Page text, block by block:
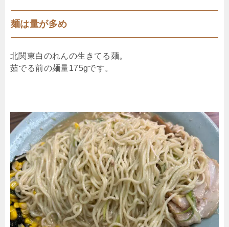
麺は量が多め
北関東白のれんの生きてる麺。
茹でる前の麺量175gです。